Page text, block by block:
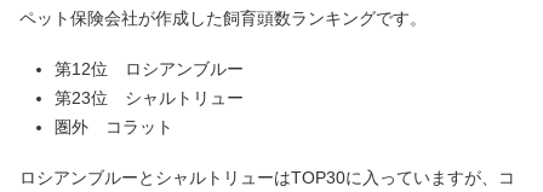
ペット保険会社が作成した飼育頭数ランキングです。
第12位 ロシアンブルー
第23位 シャルトリュー
圏外 コラット
ロシアンブルーとシャルトリューはTOP30に入っていますが、コ